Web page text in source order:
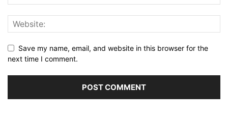
Save my name, email, and website in this browser for the
next time I comment.